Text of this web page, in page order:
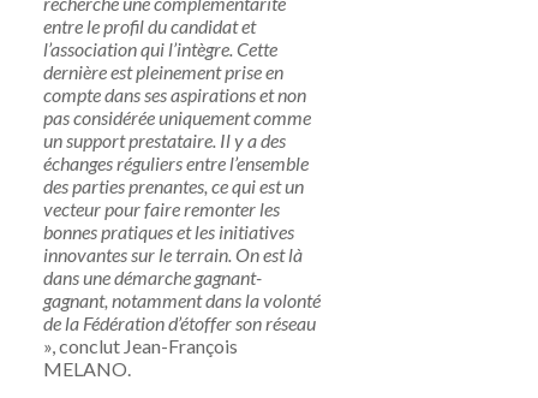
entre le profil du candidat et
l’association qui l’intègre. Cette
dernière est pleinement prise en
compte dans ses aspirations et non
pas considérée uniquement comme
un support prestataire. Il y a des
échanges réguliers entre l’ensemble
des parties prenantes, ce qui est un
vecteur pour faire remonter les
bonnes pratiques et les initiatives
innovantes sur le terrain. On est là
dans une démarche gagnant-
gagnant, notamment dans la volonté
de la Fédération d’étoffer son réseau
», conclut Jean-François
MELANO.